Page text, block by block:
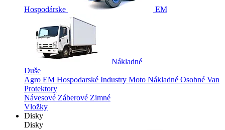
Hospodárske EM
Nákladné
Duše
Agro EM Hospodarské Industry Moto Nákladné Osobné Van
Protektory
Návesové Záberové Zimné
Vložky
Disky
Disky